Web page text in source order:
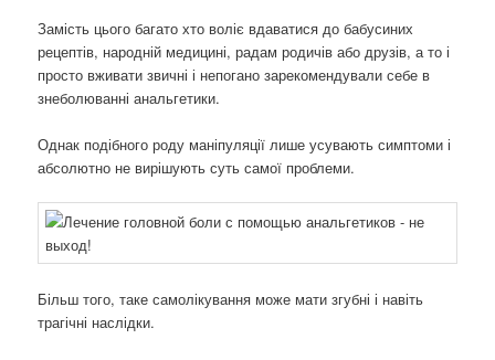
Замість цього багато хто воліє вдаватися до бабусиних
рецептів, народній медицині, радам родичів або друзів, а то і
просто вживати звичні і непогано зарекомендували себе в
знеболюванні анальгетики.
Однак подібного роду маніпуляції лише усувають симптоми і
абсолютно не вирішують суть самої проблеми.
Більш того, таке самолікування може мати згубні і навіть
трагічні наслідки.